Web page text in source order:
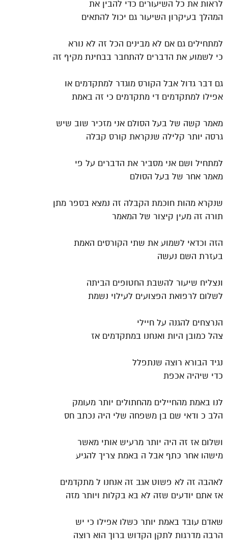
לראות את כל השיעורים כדי להבין את
המהלך בעיקרון השיעור גם יכול להתאים
למתחילים גם אם לא מבינים הכל זה לא נורא
כי לשמוע את הדברים להתחבר בבחינת מקיף זה
גם דבר גדול אבל הקורס מוגדר למתקדמים או
אפילו למתקדמים די מתקדמים כי זה באמת
מאמר קשה של בעל הסולם אני מזכיר שוב שיש
גרסה יותר קלילה שנקראת קורס קבלה
למתחיל ושם אני מסביר את הדברים על פי
מאמר אחר של בעל הסולם
שנקרא מהות חוכמת הקבלה זה נמצא בספר מתן
תורה זה מעין קיצור של המאמר
הזה וכדאי לשמוע את שתי הקורסים האמת
בעזרת השם נעשה
ונצליח שיעור להשבת החטופים הביתה
לשלום לרפואת הפצועים לעילוי נשמת
הנרצחים להגנה על חיילי
צהל כמובן היות ואנחנו במתקדמים אז
נגיד הבורא רוצה שנתפלל
כדי שיהיה אכפת
לנו באמת מהחיילים מהחתולים יותר מעומק
הלב כ ודאי שם בן משפחה שלי היה נכתב חס
ושלום אז זה היה יותר מרעיש אותי מאשר
מישהו אחר כתף אבל ה באמת צריך להגיע
לאהבה זה לא פשוט אגב זה אנחנו ל מתקדמים
אז אתם יודעים שזה לא בא בקלות ויותר מזה
שאדם עובד באמת יותר כשלו אפילו כי יש
הרבה מדרגות לתקן הקדוש ברוך הוא רוצה